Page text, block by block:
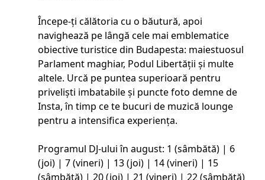
Începe-ți călătoria cu o băutură, apoi
navighează pe lângă cele mai emblematice
obiective turistice din Budapesta: maiestuosul
Parlament maghiar, Podul Libertății și multe
altele. Urcă pe puntea superioară pentru
priveliști imbatabile și puncte foto demne de
Insta, în timp ce te bucuri de muzică lounge
pentru a intensifica experiența.
Programul DJ-ului în august: 1 (sâmbătă) | 6
(joi) | 7 (vineri) | 13 (joi) | 14 (vineri) | 15
(sâmbătă) | 20 (joi) | 21 (vineri) | 22 (sâmbătă)